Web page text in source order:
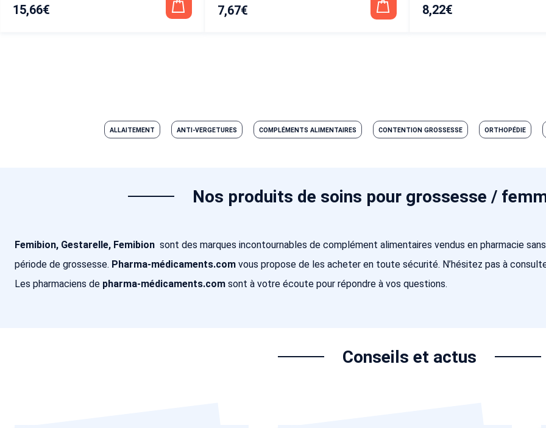
15,66€ 7,67€ 8,22€
ALLAITEMENT ANTI-VERGETURES COMPLÉMENTS ALIMENTAIRES CONTENTION GROSSESSE ORTHOPÉDIE
Nos produits de soins pour grossesse /
Femibion, Gestarelle, Femibion sont des marques incontournables de complément alimentaires vendus en pharmacie
période de grossesse. Pharma-médicaments.com vous propose de les acheter en toute sécurité. N’hésitez pas à
Les pharmaciens de pharma-médicaments.com sont à votre écoute pour répondre à vos questions.
Conseils et actus